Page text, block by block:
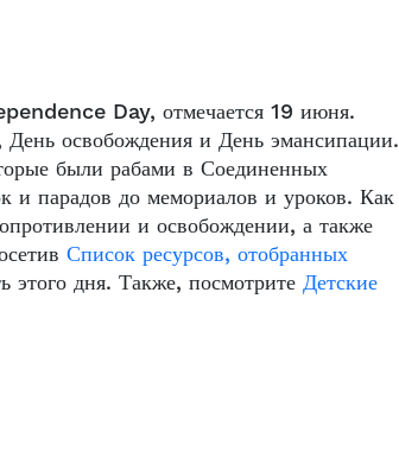
Day, отмечается 19 июня.
освобождения и День эмансипации.
были рабами в Соединенных
парадов до мемориалов и уроков. Как
и освобождении, а также
Список ресурсов, отобранных
этого дня. Также, посмотрите Детские